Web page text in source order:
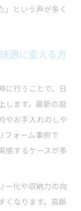
」という声が多く
適に変える方
に行うことで、日
します。最新の設
やお手入れのしや
フォーム事例で
感するケースが多
ー化や収納力の向
くなります。高齢